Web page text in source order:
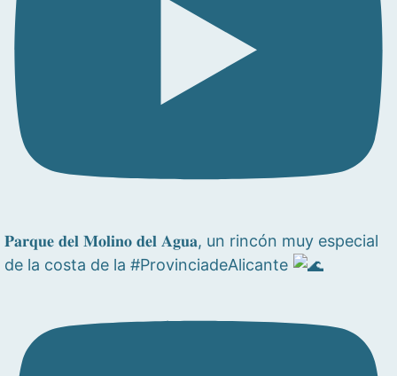
𝐏𝐚𝐫𝐪𝐮𝐞 𝐝𝐞𝐥 𝐌𝐨𝐥𝐢𝐧𝐨 𝐝𝐞𝐥 𝐀𝐠𝐮𝐚, un rincón muy especial
de la costa de la #ProvinciadeAlicante